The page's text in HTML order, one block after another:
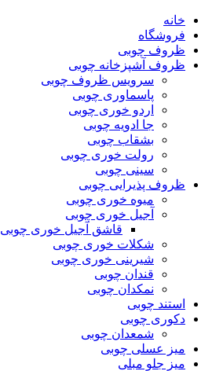
خانه
فروشگاه
ظروف چوبی
ظروف آشپزخانه چوبی
سرویس ظروف چوبی
پاسماوری چوبی
اردو خوری چوبی
جا ادویه چوبی
بشقاب چوبی
رولت خوری چوبی
سینی چوبی
ظروف پذیرایی چوبی
میوه خوری چوبی
آجیل خوری چوبی
قاشق آجیل خوری چوبی
شکلات خوری چوبی
شیرینی خوری چوبی
قندان چوبی
نمکدان چوبی
استند چوبی
دکوری چوبی
شمعدان چوبی
میز عسلی چوبی
میز جلو مبلی